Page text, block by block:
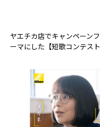
ヤエチカ店でキャンペーン
ーマにした【短歌コンテス